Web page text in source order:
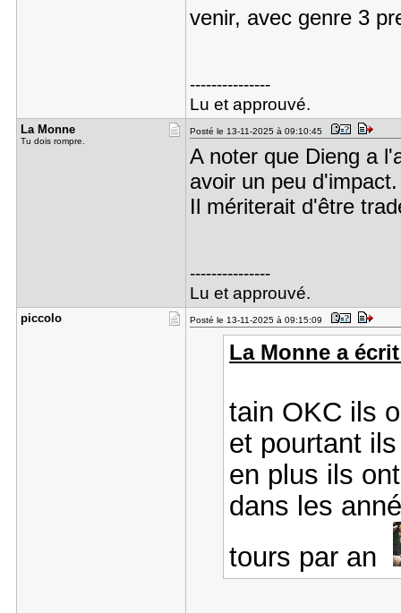
venir, avec genre 3
---------------
Lu et approuvé.
La Monne
Tu dois rompre.
Posté le 13-11-2025 à 09:10:45
A noter que Dieng a
avoir un peu
Il mériterait d'être
---------------
Lu et approuvé.
piccolo Posté le 13-11-2025 à 09:15:09
La Monne a
tain OKC ils
et pourtant
en plus ils
dans les
tours par an